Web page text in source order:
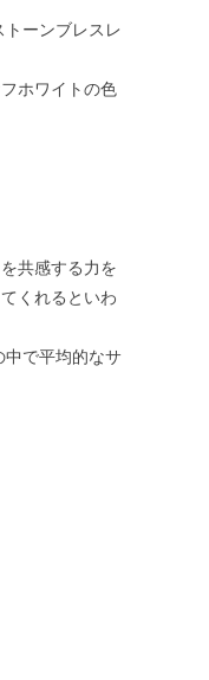
トーンブレスレ
ホワイトの色
共感する力を
くれるといわ
中で平均的なサ